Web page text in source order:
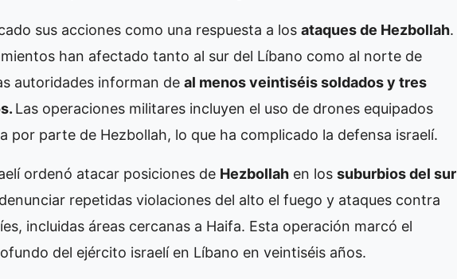
sus acciones como una respuesta a los ataques de Hezbollah.
han afectado tanto al sur del Líbano como al norte de
autoridades informan de al menos veintiséis soldados y tres
Las operaciones militares incluyen el uso de drones equipados
por parte de Hezbollah, lo que ha complicado la defensa israelí.
ordenó atacar posiciones de Hezbollah en los suburbios del sur
repetidas violaciones del alto el fuego y ataques contra
incluidas áreas cercanas a Haifa. Esta operación marcó el
del ejército israelí en Líbano en veintiséis años.